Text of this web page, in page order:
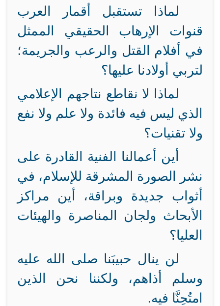
لماذا تستقبل أقمار العرب
قنوات الإرهاب الحقيقي الممثل
في أفلام القتل والرعب والجريمة؛
لتربي أولادنا عليها؟
لماذا لا نقاطع نتاجهم الإعلامي
الذي ليس فيه فائدة ولا علم ولا نفع
ولا تقنيات؟
أين أعمالنا الفنية القادرة على
نشر الصورة المشرقة للإسلام، في
أثواب جديدة وبراقة، أين مراكز
الأبحاث ولجان المناصرة والهيئات
العليا؟
لن ينال حبيبَنا صلى الله عليه
وسلم أذاهم، ولكننا نحن الذين
امتُحِنَّا فيه.